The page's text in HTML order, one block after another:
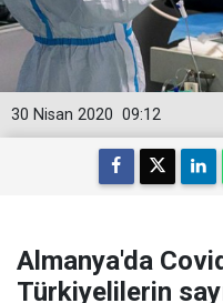
09:12
30 Nisan 2020
Almanya'da
Türkiyelilerin